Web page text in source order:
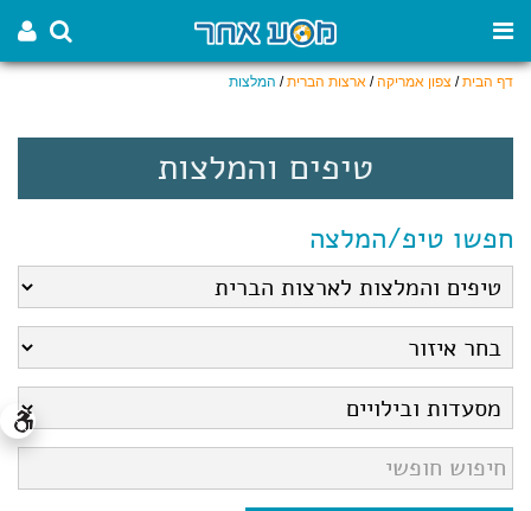
דף הבית/ צפון אמריקה/ ארצות הברית/ המלצות
טיפים והמלצות
חפשו טיפ/המלצה